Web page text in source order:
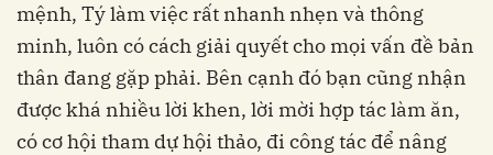
mệnh, Tý làm việc rất nhanh nhẹn và thông
minh, luôn có cách giải quyết cho mọi vấn đề bản
thân đang gặp phải. Bên cạnh đó bạn cũng nhận
được khá nhiều lời khen, lời mời hợp tác làm ăn,
có cơ hội tham dự hội thảo, đi công tác để nâng